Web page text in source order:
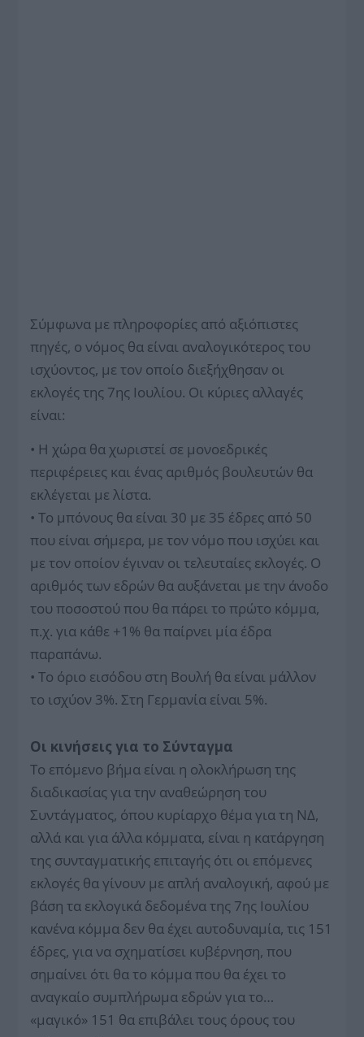
Σύμφωνα με πληροφορίες από αξιόπιστες
πηγές, ο νόμος θα είναι αναλογικότερος του
ισχύοντος, με τον οποίο διεξήχθησαν οι
εκλογές της 7ης Ιουλίου. Οι κύριες αλλαγές
είναι:
• Η χώρα θα χωριστεί σε μονοεδρικές
περιφέρειες και ένας αριθμός βουλευτών θα
εκλέγεται με λίστα.
• Το μπόνους θα είναι 30 με 35 έδρες από 50
που είναι σήμερα, με τον νόμο που ισχύει και
με τον οποίον έγιναν οι τελευταίες εκλογές. Ο
αριθμός των εδρών θα αυξάνεται με την άνοδο
του ποσοστού που θα πάρει το πρώτο κόμμα,
π.χ. για κάθε +1% θα παίρνει μία έδρα
παραπάνω.
• Το όριο εισόδου στη Βουλή θα είναι μάλλον
το ισχύον 3%. Στη Γερμανία είναι 5%.
Οι κινήσεις για το Σύνταγμα
Το επόμενο βήμα είναι η ολοκλήρωση της
διαδικασίας για την αναθεώρηση του
Συντάγματος, όπου κυρίαρχο θέμα για τη ΝΔ,
αλλά και για άλλα κόμματα, είναι η κατάργηση
της συνταγματικής επιταγής ότι οι επόμενες
εκλογές θα γίνουν με απλή αναλογική, αφού με
βάση τα εκλογικά δεδομένα της 7ης Ιουλίου
κανένα κόμμα δεν θα έχει αυτοδυναμία, τις 151
έδρες, για να σχηματίσει κυβέρνηση, που
σημαίνει ότι θα το κόμμα που θα έχει το
αναγκαίο συμπλήρωμα εδρών για το…
«μαγικό» 151 θα επιβάλει τους όρους του